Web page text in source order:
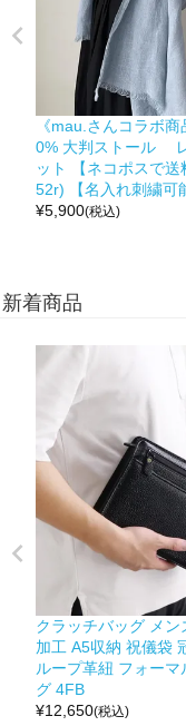
《mau.さんコラボ
0% 大判ストール
ット 【ネコポスで
52r) 【名入れ刺繍可
¥5,900(税込)
新着商品
クラッチバッグ メン
加工 A5収納 祝儀袋
ループ革紐 フォーマ
グ 4FB
¥12,650(税込)